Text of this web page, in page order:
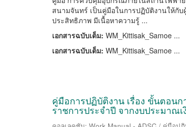
สนามจันทร์ เป็นคู่มือในการปฏิบัติงานให้กั
ประสิทธิภาพ มีเนื้อหาความรู้ ...
เอกสารฉบับเต็ม: WM_Kittisak_Samoe ...
เอกสารฉบับเต็ม: WM_Kittisak_Samoe ...
คู่มือการปฏิบัติงาน เรื่อง ขั้นตอน
ราชการประจำปี จากงบประมาณ